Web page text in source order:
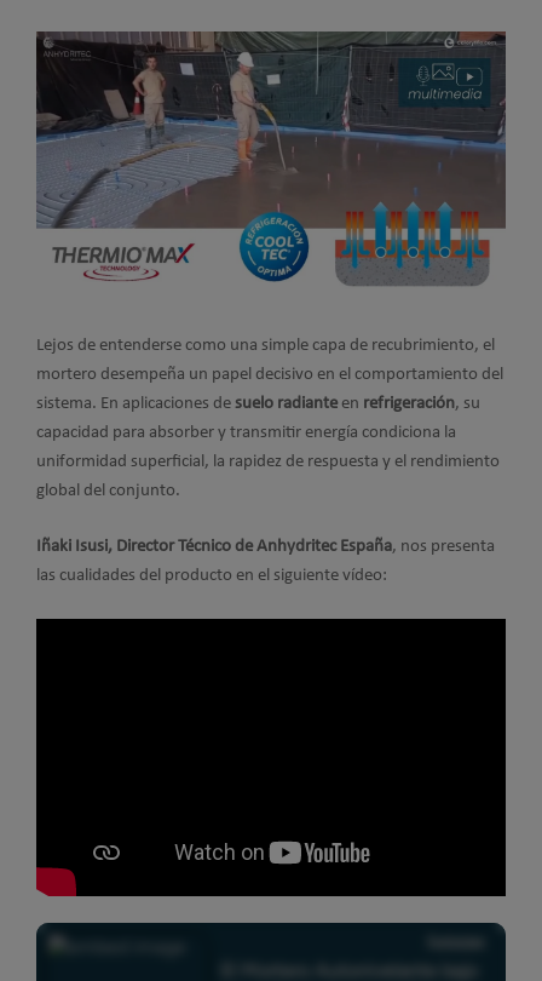
Lejos de entenderse como una simple capa de recubrimiento, el
mortero desempeña un papel decisivo en el comportamiento del
sistema. En aplicaciones de suelo radianteen refrigeración, su
capacidad para absorber y transmitir energía condiciona la
uniformidad superficial, la rapidez de respuesta y el rendimiento
global del conjunto.
Iñaki Isusi, Director Técnico de Anhydritec España, nos presenta
las cualidades del producto en el siguiente vídeo: